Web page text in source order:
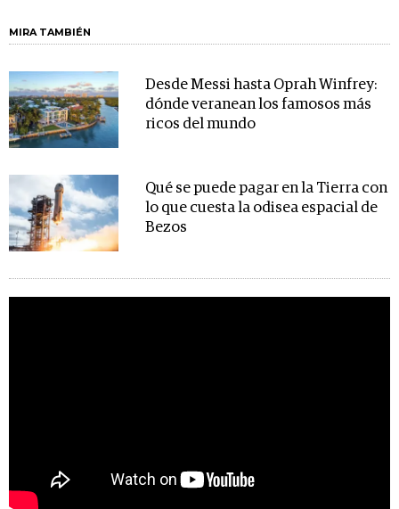
MIRA TAMBIÉN
Desde Messi hasta Oprah Winfrey:
dónde veranean los famosos más
ricos del mundo
Qué se puede pagar en la Tierra con
lo que cuesta la odisea espacial de
Bezos